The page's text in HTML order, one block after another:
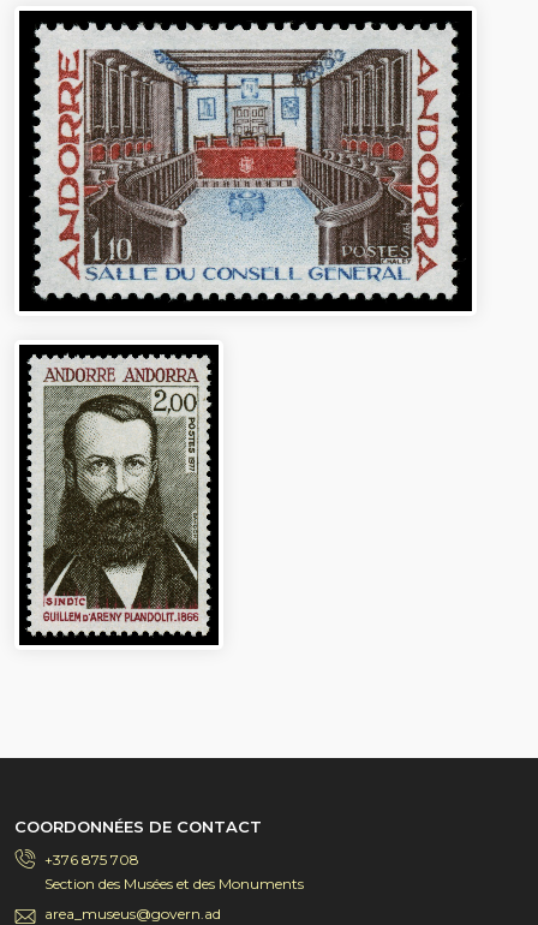
COORDONNÉES DE CONTACT
+376 875 708
Section des Musées et des Monuments
area_museus@govern.ad